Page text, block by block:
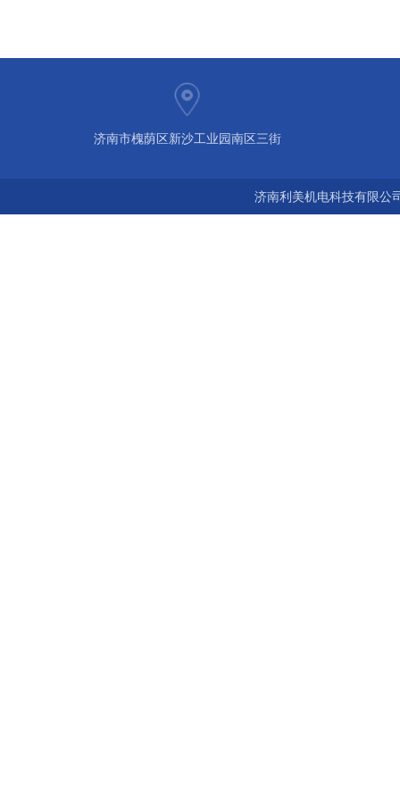
济南市槐荫区新沙工业园南区三街
济南利美机电科技有限